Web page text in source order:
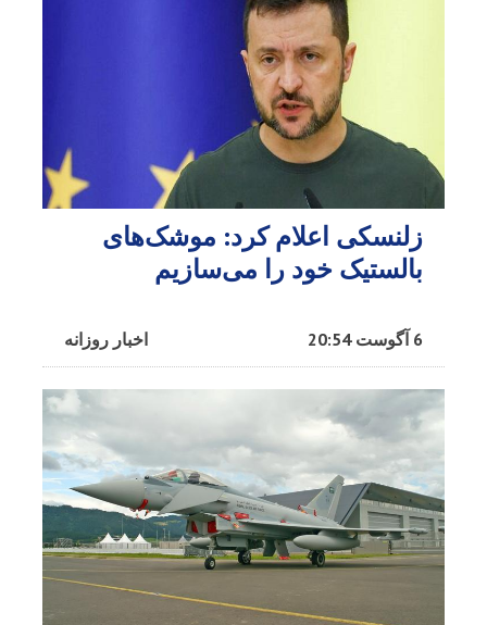
زلنسکی اعلام کرد: موشک‌های
بالستیک خود را می‌سازیم
اخبار روزانه 6 آگوست 20:54